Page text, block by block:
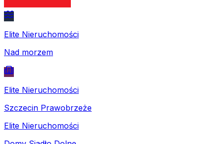
Elite Nieruchomości
Nad morzem
Elite Nieruchomości
Szczecin Prawobrzeże
Elite Nieruchomości